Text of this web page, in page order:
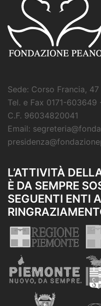
Sede: Corso Francia,
Tel. e Fax 0171-603649
C.F. 96034820041
Email:
L’ATTIVITÀ
È DA SEMPRE
SEGUENTI ENTI